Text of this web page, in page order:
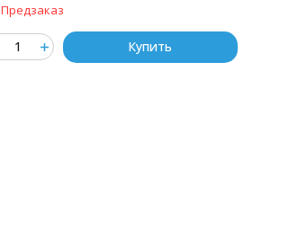
Предзаказ
Купить